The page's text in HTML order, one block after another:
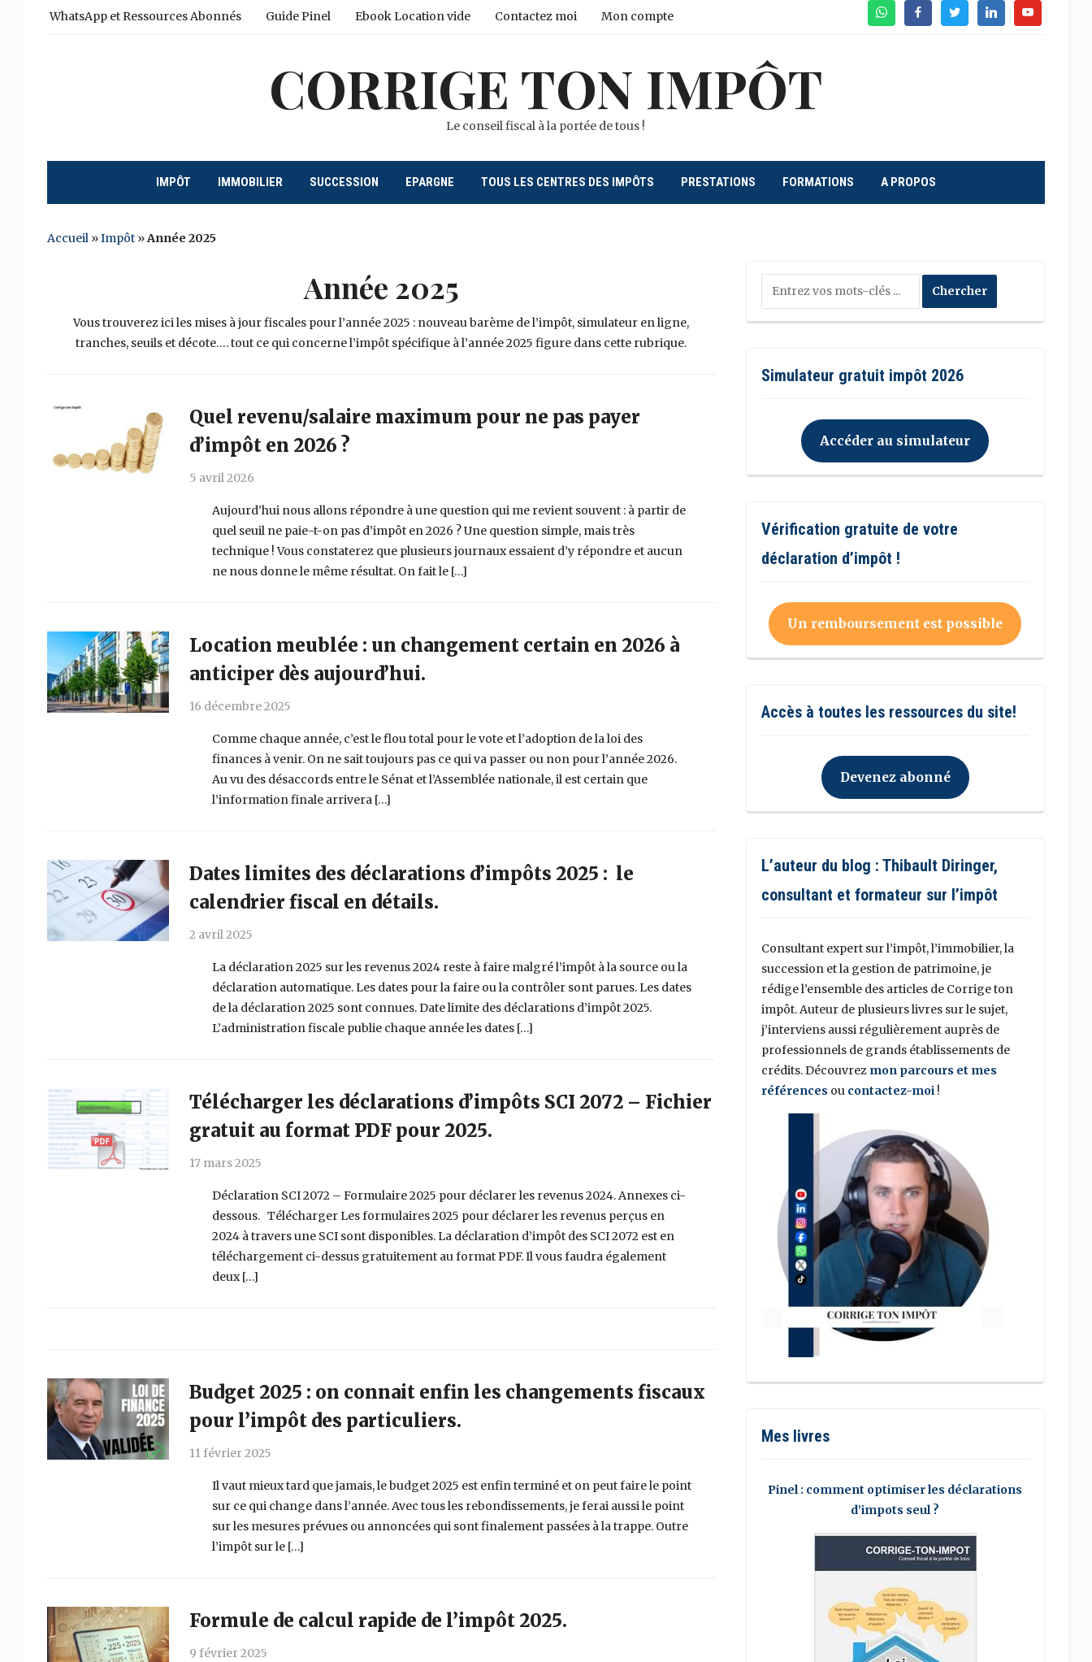
WhatsAppFacebookTwitterLinkedinYoutube
WhatsApp et Ressources Abonnés Guide Pinel Ebook Location vide Contactez moi Mon compte
CORRIGE TON IMPÔT
Le conseil fiscal à la portée de tous !
IMPÔT IMMOBILIER SUCCESSION EPARGNE TOUS LES CENTRES DES IMPÔTS PRESTATIONS FORMATIONS A PROPOS
Accueil»Impôt»Année 2025
Année 2025
Vous trouverez ici les mises à jour fiscales pour l’année 2025 : nouveau barème de l’impôt, simulateur en ligne,
tranches, seuils et décote…. tout ce qui concerne l’impôt spécifique à l’année 2025 figure dans cette rubrique.
Quel revenu/salaire maximum pour ne pas payer
d’impôt en 2026 ?
5 avril 2026
Aujourd’hui nous allons répondre à une question qui me revient souvent : à partir de
quel seuil ne paie-t-on pas d’impôt en 2026 ? Une question simple, mais très
technique ! Vous constaterez que plusieurs journaux essaient d’y répondre et aucun
ne nous donne le même résultat. On fait le […]
Location meublée : un changement certain en 2026 à
anticiper dès aujourd’hui.
16 décembre 2025
Comme chaque année, c’est le flou total pour le vote et l’adoption de la loi des
finances à venir. On ne sait toujours pas ce qui va passer ou non pour l’année 2026.
Au vu des désaccords entre le Sénat et l’Assemblée nationale, il est certain que
l’information finale arrivera […]
Dates limites des déclarations d’impôts 2025 : le
calendrier fiscal en détails.
2 avril 2025
La déclaration 2025 sur les revenus 2024 reste à faire malgré l’impôt à la source ou la
déclaration automatique. Les dates pour la faire ou la contrôler sont parues. Les dates
de la déclaration 2025 sont connues. Date limite des déclarations d’impôt 2025.
L’administration fiscale publie chaque année les dates […]
Télécharger les déclarations d’impôts SCI 2072 – Fichier
gratuit au format PDF pour 2025.
17 mars 2025
Déclaration SCI 2072 – Formulaire 2025 pour déclarer les revenus 2024. Annexes ci-
dessous. Télécharger Les formulaires 2025 pour déclarer les revenus perçus en
2024 à travers une SCI sont disponibles. La déclaration d’impôt des SCI 2072 est en
téléchargement ci-dessus gratuitement au format PDF. Il vous faudra également
deux […]
Budget 2025 : on connait enfin les changements fiscaux
pour l’impôt des particuliers.
11 février 2025
Il vaut mieux tard que jamais, le budget 2025 est enfin terminé et on peut faire le point
sur ce qui change dans l’année. Avec tous les rebondissements, je ferai aussi le point
sur les mesures prévues ou annoncées qui sont finalement passées à la trappe. Outre
l’impôt sur le […]
Formule de calcul rapide de l’impôt 2025.
9 février 2025
Simulateur gratuit impôt 2026
Accéder au simulateur
Vérification gratuite de votre
déclaration d’impôt !
Un remboursement est possible
Accès à toutes les ressources du site!
Devenez abonné
L’auteur du blog : Thibault Diringer,
consultant et formateur sur l’impôt
Consultant expert sur l’impôt, l’immobilier, la
succession et la gestion de patrimoine, je
rédige l’ensemble des articles de Corrige ton
impôt. Auteur de plusieurs livres sur le sujet,
j’interviens aussi régulièrement auprès de
professionnels de grands établissements de
crédits. Découvrez mon parcours et mes
références ou contactez-moi!
Mes livres
Pinel : comment optimiser les déclarations
d’impots seul ?